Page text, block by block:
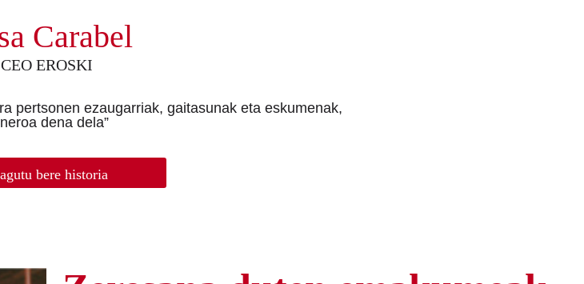
Carabel
CEO EROSKI
pertsonen ezaugarriak, gaitasunak eta eskumenak,
dena dela”
bere historia